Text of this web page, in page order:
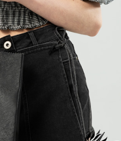
結果請求用戶進行身份認證。
５．嚴禁一人註冊多個帳號或使用他人資訊
形，恩沛科技股份有限公司將有權停止該用
動。
海外配送